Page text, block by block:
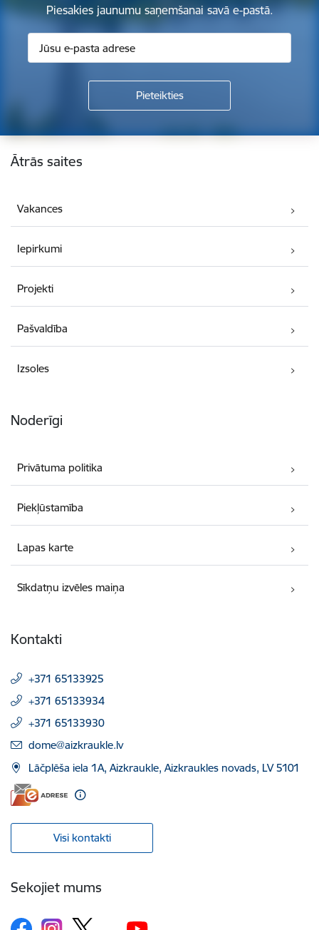
Piesakies jaunumu saņemšanai savā e-pastā.
Kājene
Ātrās saites
Vakances
Iepirkumi
Projekti
Pašvaldība
Izsoles
Noderīgi
Privātuma politika
Piekļūstamība
Lapas karte
Sīkdatņu izvēles maiņa
Kontakti
+371 65133925
+371 65133934
+371 65133930
E-pasts:
dome@aizkraukle.lv
Lāčplēša iela 1A, Aizkraukle, Aizkraukles novads, LV 5101
Visi kontakti
Sekojiet mums